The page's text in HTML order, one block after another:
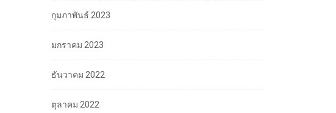
กุมภาพันธ์ 2023
มกราคม 2023
ธันวาคม 2022
ตุลาคม 2022